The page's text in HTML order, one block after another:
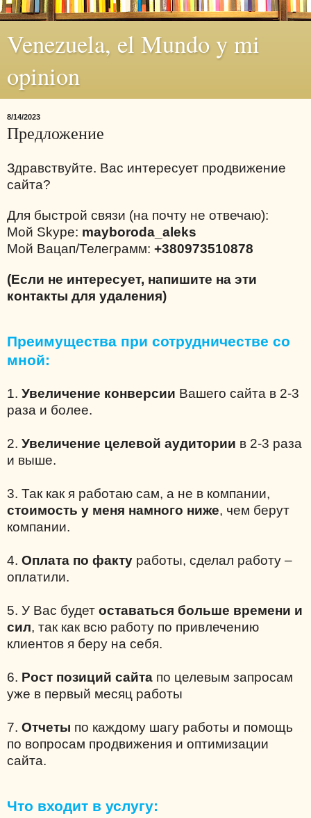
Venezuela, el Mundo y mi
opinion
8/14/2023
Предложение
Здравствуйте. Вас интересует продвижение
сайта?
Для быстрой связи (на почту не отвечаю):
Мой Skype: mayboroda_aleks
Мой Вацап/Телеграмм: +380973510878
(Если не интересует, напишите на эти
контакты для удаления)
Преимущества при сотрудничестве со
мной:
1. Увеличение конверсии Вашего сайта в 2-3
раза и более.
2. Увеличение целевой аудитории в 2-3 раза
и выше.
3. Так как я работаю сам, а не в компании,
стоимость у меня намного ниже, чем берут
компании.
4. Оплата по факту работы, сделал работу –
оплатили.
5. У Вас будет оставаться больше времени и
сил, так как всю работу по привлечению
клиентов я беру на себя.
6. Рост позиций сайта по целевым запросам
уже в первый месяц работы
7. Отчеты по каждому шагу работы и помощь
по вопросам продвижения и оптимизации
сайта.
Что входит в услугу: